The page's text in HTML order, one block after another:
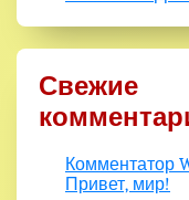
Свежие
Комментатор
Привет, мир!